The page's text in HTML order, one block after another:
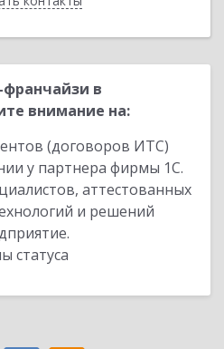
в
внимание на:
(договоров ИТС)
у партнера фирмы 1С.
аттестованных
и решений
статуса